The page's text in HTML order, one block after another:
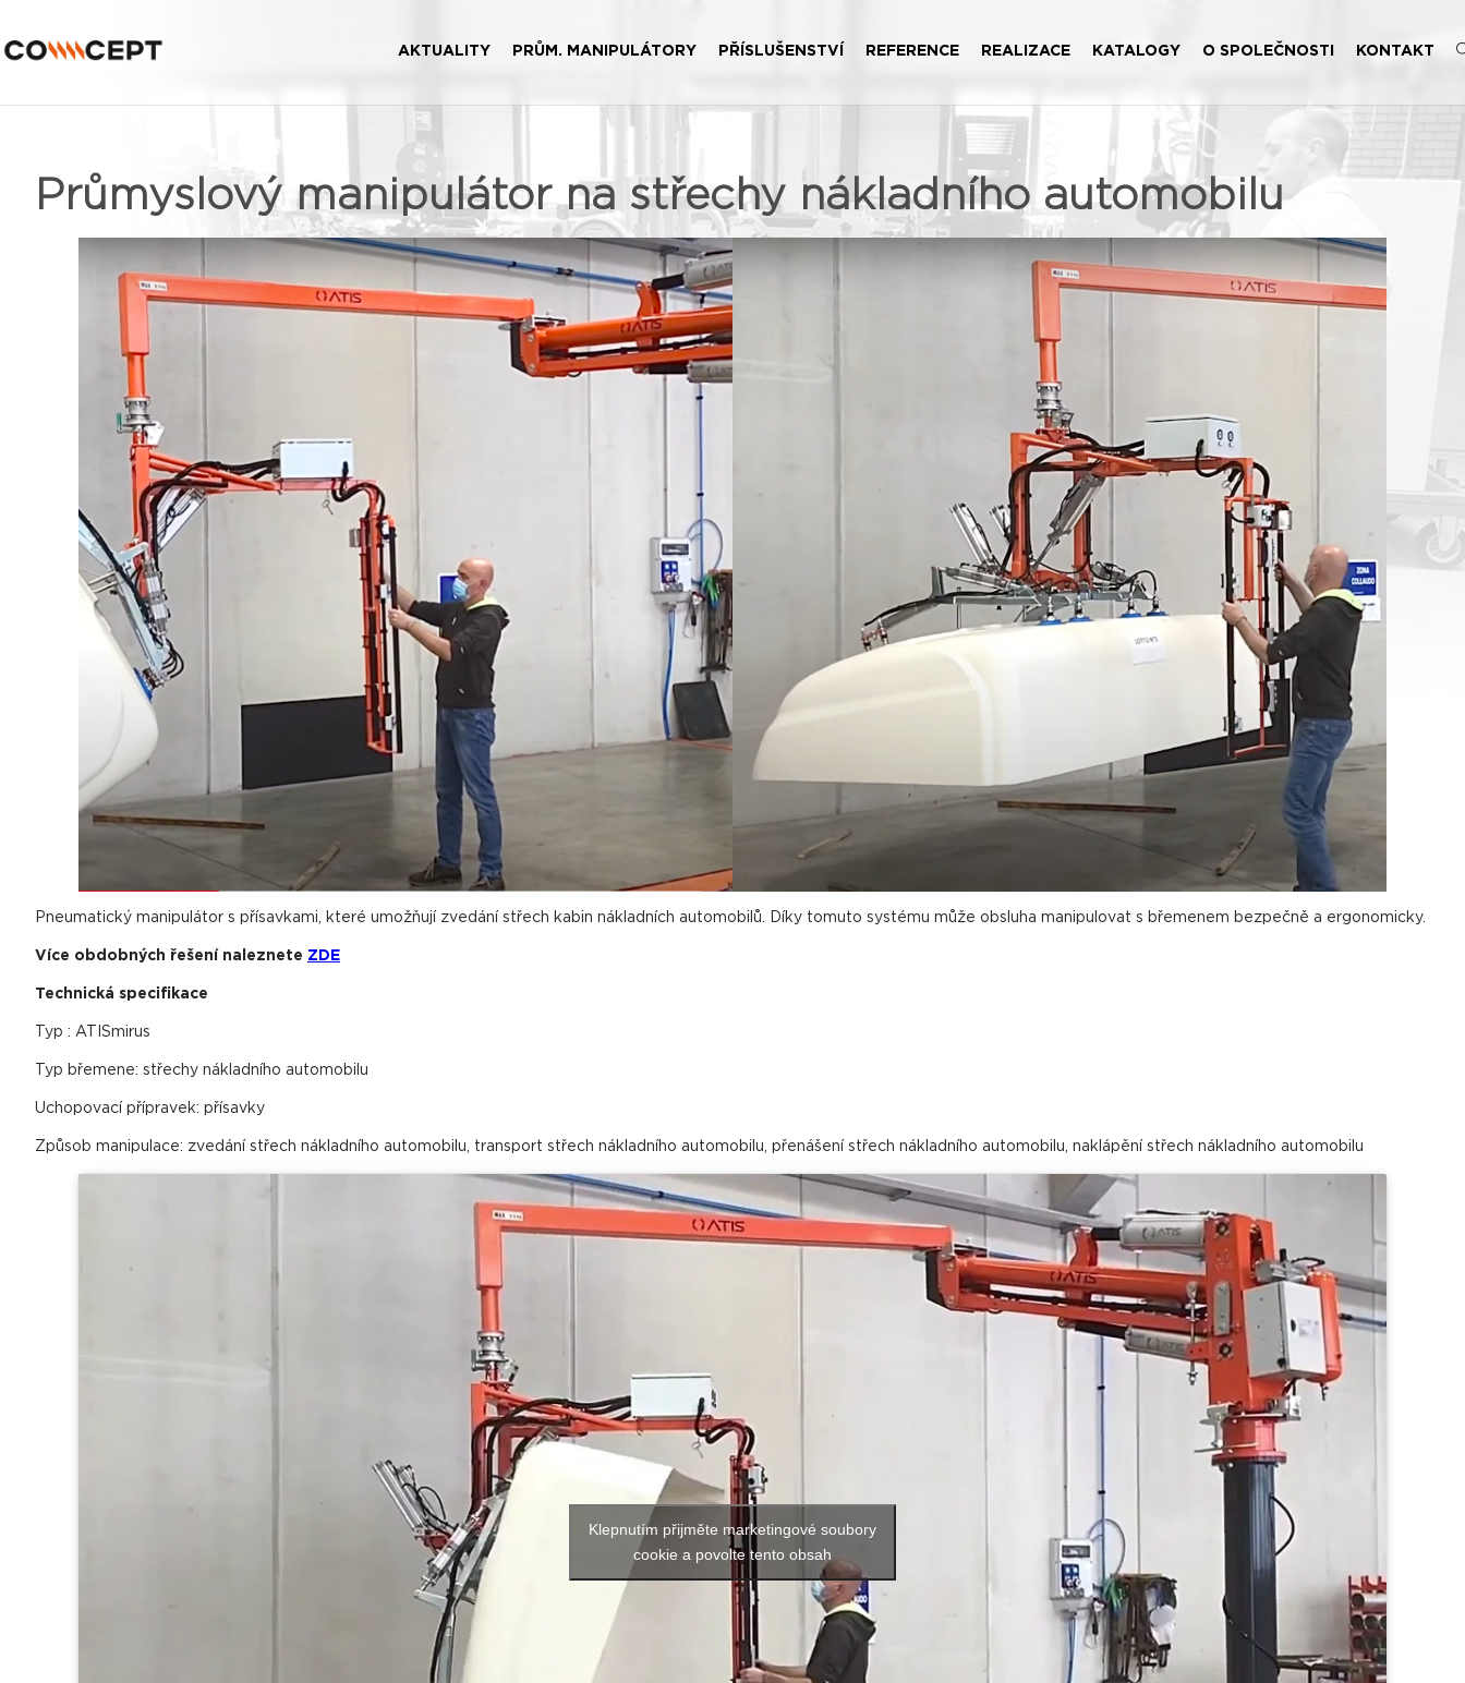
AKTUALITY PRŮM. MANIPULÁTORY PŘÍSLUŠENSTVÍ REFERENCE REALIZACE KATALOGY O SPOLEČNOSTI KONTAKT
Průmyslový manipulátor na střechy nákladního automobilu
Pneumatický manipulátor s přísavkami, které umožňují zvedání střech kabin nákladních automobilů. Díky tomuto systému může obsluha manipulovat s břemenem bezpečně a ergonomicky.
Více obdobných řešení naleznete ZDE
Technická specifikace
Typ : ATISmirus
Typ břemene: střechy nákladního automobilu
Uchopovací přípravek: přísavky
Způsob manipulace: zvedání střech nákladního automobilu, transport střech nákladního automobilu, přenášení střech nákladního automobilu, naklápění střech nákladního automobilu
Klepnutím přijměte marketingové soubory
cookie a povolte tento obsah